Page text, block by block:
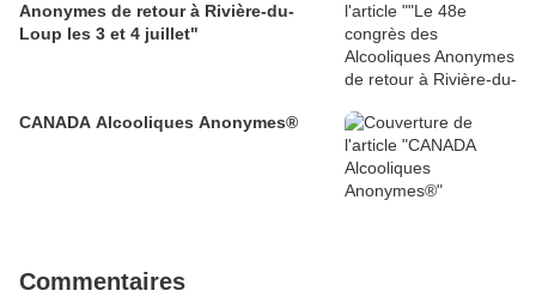
Anonymes de retour à Rivière-du-
Loup les 3 et 4 juillet"
CANADA Alcooliques Anonymes®
Commentaires